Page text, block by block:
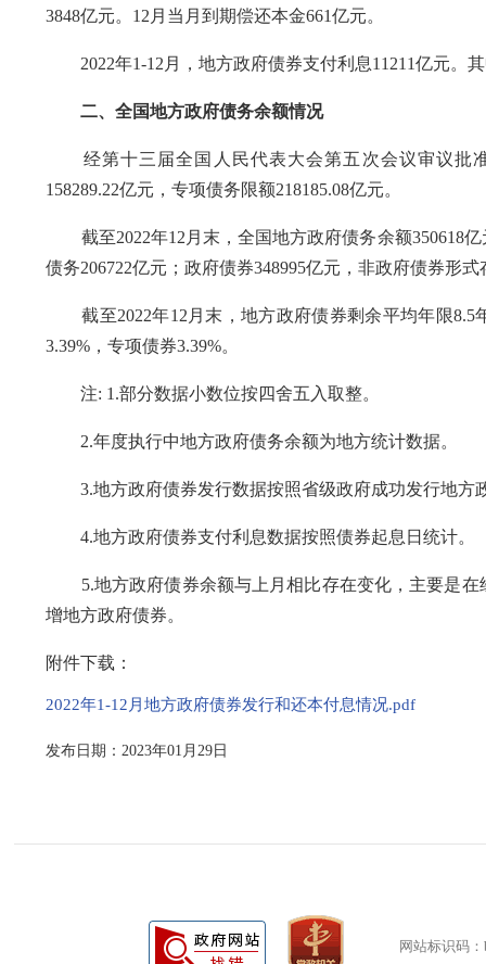
3848亿元。12月当月到期偿还本金661亿元。
2022年1-12月，地方政府债券支付利息11211亿元。
二、全国地方政府债务余额情况
经第十三届全国人民代表大会第五次会议审议批准
158289.22亿元，专项债务限额218185.08亿元。
截至2022年12月末，全国地方政府债务余额350618亿
债务206722亿元；政府债券348995亿元，非政府债券形
截至2022年12月末，地方政府债券剩余平均年限8.5
3.39%，专项债券3.39%。
注: 1.部分数据小数位按四舍五入取整。
2.年度执行中地方政府债务余额为地方统计数据。
3.地方政府债券发行数据按照省级政府成功发行地方
4.地方政府债券支付利息数据按照债券起息日统计。
5.地方政府债券余额与上月相比存在变化，主要是在
增地方政府债券。
附件下载：
2022年1-12月地方政府债券发行和还本付息情况.pdf
发布日期：2023年01月29日
网站标识码